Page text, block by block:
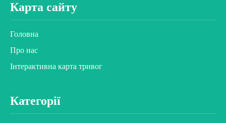
Карта сайту
Головна
Про нас
Інтерактивна карта тривог
Категорії